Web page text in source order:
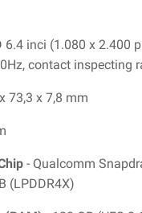
6.4 inci (1.080 x 2.400
contact inspecting
73,3 x 7,8 mm
- Qualcomm
(LPDDR4X)